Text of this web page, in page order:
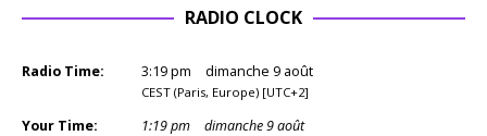
RADIO CLOCK
Radio Time: 3:19pm dimanche 9 août
CEST (Paris, Europe) [UTC+2]
Your Time: 1:19pm dimanche 9 août